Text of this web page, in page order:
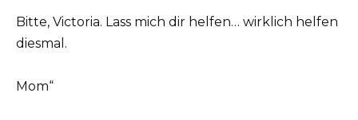
Bitte, Victoria. Lass mich dir helfen… wirklich helfen
diesmal.
Mom“